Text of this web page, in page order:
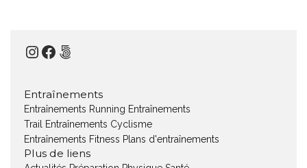
Instagram
Facebook
500px
Entraînements
Entraînements Running Entraînements
Trail
Entraînements Cyclisme
Entraînements Fitness Plans d'entraînements
Plus de liens